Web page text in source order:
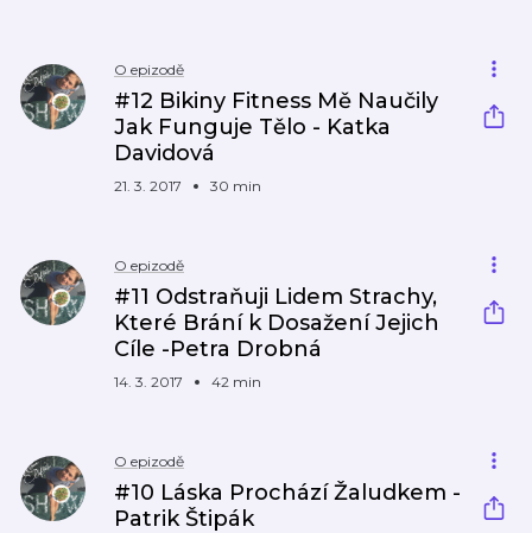
O epizodě
#12 Bikiny Fitness Mě Naučily
Jak Funguje Tělo - Katka
Davidová
21. 3. 2017 30 min
O epizodě
#11 Odstraňuji Lidem Strachy,
Které Brání k Dosažení Jejich
Cíle -Petra Drobná
14. 3. 2017 42 min
O epizodě
#10 Láska Prochází Žaludkem -
Patrik Štipák